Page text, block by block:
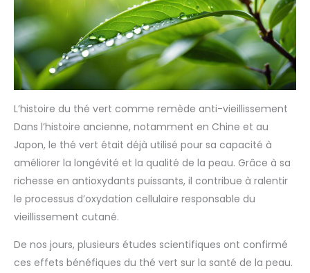
L’histoire du thé vert comme remède anti-vieillissement
Dans l’histoire ancienne, notamment en Chine et au
Japon, le thé vert était déjà utilisé pour sa capacité à
améliorer la longévité et la qualité de la peau. Grâce à sa
richesse en antioxydants puissants, il contribue à ralentir
le processus d’oxydation cellulaire responsable du
vieillissement cutané.
De nos jours, plusieurs études scientifiques ont confirmé
ces effets bénéfiques du thé vert sur la santé de la peau.